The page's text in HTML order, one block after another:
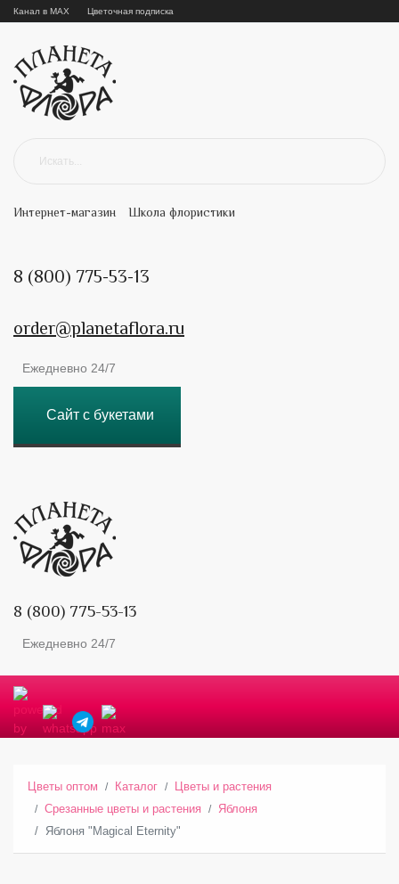
Канал в MAX Цветочная подписка
Интернет-магазин Школа флористики
8 (800) 775-53-13
order@planetaflora.ru
Ежедневно 24/7
Сайт с букетами
8 (800) 775-53-13
Ежедневно 24/7
Цветы оптом Каталог
Цветы и растения
Срезанные цветы и растения
Яблоня
Яблоня "Magical Eternity"